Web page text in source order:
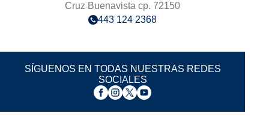
Cruz Buenavista cp. 72150
443 124 2368
SÍGUENOS EN TODAS NUESTRAS REDES
SOCIALES